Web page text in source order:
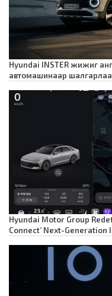
Hyundai INSTER жижиг
автомашинаар шалгарлаа
Hyundai Motor Group
Connect’ Next-Generation